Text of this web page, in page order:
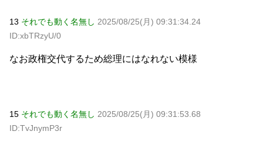
13 それでも動く名無し 2025/08/25(月) 09:31:34.24
ID:xbTRzyU/0
なお政権交代するため総理にはなれない模様
15 それでも動く名無し 2025/08/25(月) 09:31:53.68
ID:TvJnymP3r